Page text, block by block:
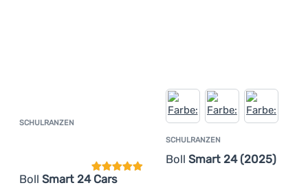
SCHULRANZEN
Boll Smart 24 Cars
Kundenbewertung
SCHULRANZEN
Boll Smart 24 (2025)